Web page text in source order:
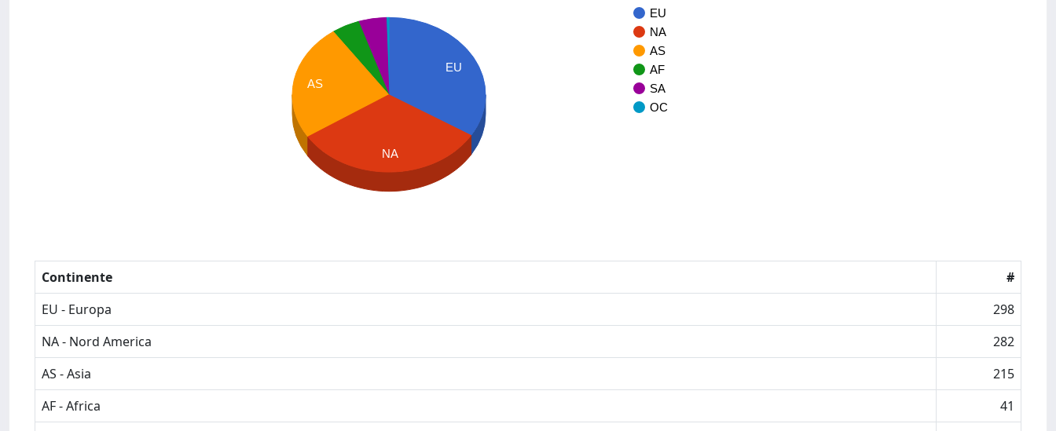
EU
NA
AS
AF
SA
OC
EU
AS
NA
Continente
#
EU - Europa
298
NA - Nord America
282
AS - Asia
215
AF - Africa
41